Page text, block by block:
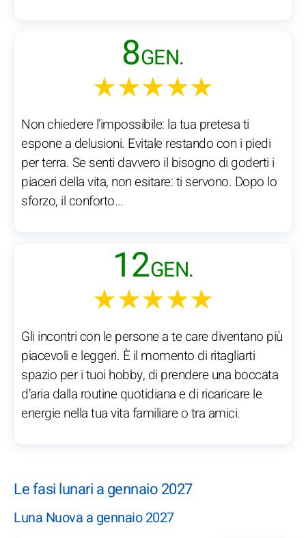
8GEN.
★★★★★
Non chiedere l’impossibile: la tua pretesa ti
espone a delusioni. Evitale restando con i piedi
per terra. Se senti davvero il bisogno di goderti i
piaceri della vita, non esitare: ti servono. Dopo lo
sforzo, il conforto…
12GEN.
★★★★★
Gli incontri con le persone a te care diventano più
piacevoli e leggeri. È il momento di ritagliarti
spazio per i tuoi hobby, di prendere una boccata
d’aria dalla routine quotidiana e di ricaricare le
energie nella tua vita familiare o tra amici.
Le fasi lunari a gennaio 2027
Luna Nuova a gennaio 2027